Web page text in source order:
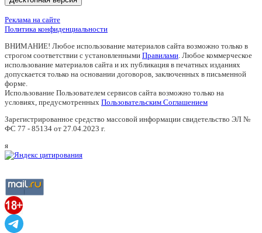
Реклама на сайте
Политика конфиденциальности
ВНИМАНИЕ! Любое использование материалов сайта возможно только в
строгом соответствии с установленными Правилами . Любое коммерческое
использование материалов сайта и их публикация в печатных изданиях
допускается только на основании договоров, заключенных в письменной
форме.
Использование Пользователем сервисов сайта возможно только на
условиях, предусмотренных Пользовательским Соглашением
Зарегистрированное средство массовой информации свидетельство ЭЛ №
ФС 77 - 85134 от 27.04.2023 г.
я